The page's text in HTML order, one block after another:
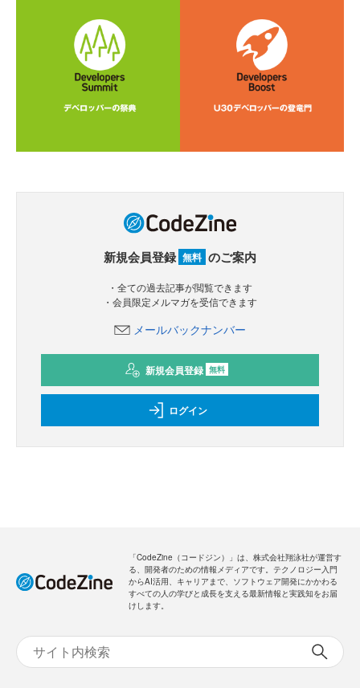
新規会員登録 無料 のご案内
・全ての過去記事が閲覧できます
・会員限定メルマガを受信できます
メールバックナンバー
新規会員登録 無料
ログイン
「CodeZine（コードジン）」は、株式会社翔泳社が運営す
る、開発者のための情報メディアです。テクノロジー入門
からAI活用、キャリアまで、ソフトウェア開発にかかわる
すべての人の学びと成長を支える最新情報と実践知をお届
けします。